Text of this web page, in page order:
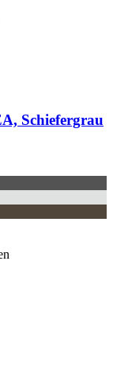
Schiefergrau